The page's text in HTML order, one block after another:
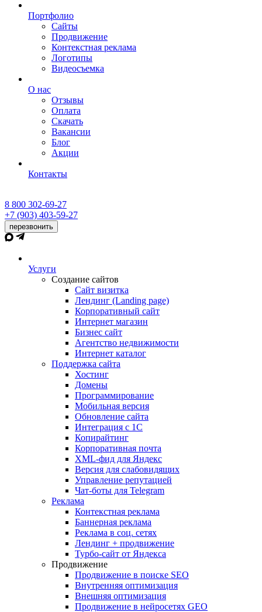
Портфолио
Сайты
Продвижение
Контекстная реклама
Логотипы
Видеосъемка
О нас
Отзывы
Оплата
Скачать
Вакансии
Блог
Акции
Контакты
8 800 302-69-27
+7 (903) 403-59-27
перезвонить
Услуги
Создание сайтов
Сайт визитка
Лендинг (Landing page)
Корпоративный сайт
Интернет магазин
Бизнес сайт
Агентство недвижимости
Интернет каталог
Поддержка сайта
Хостинг
Домены
Программирование
Мобильная версия
Обновление сайта
Интеграция с 1С
Копирайтинг
Корпоративная почта
XML-фид для Яндекс
Версия для слабовидящих
Управление репутацией
Чат-боты для Telegram
Реклама
Контекстная реклама
Баннерная реклама
Реклама в соц. сетях
Лендинг + продвижение
Турбо-сайт от Яндекса
Продвижение
Продвижение в поиске SEO
Внутренняя оптимизация
Внешняя оптимизация
Продвижение в нейросетях GEO